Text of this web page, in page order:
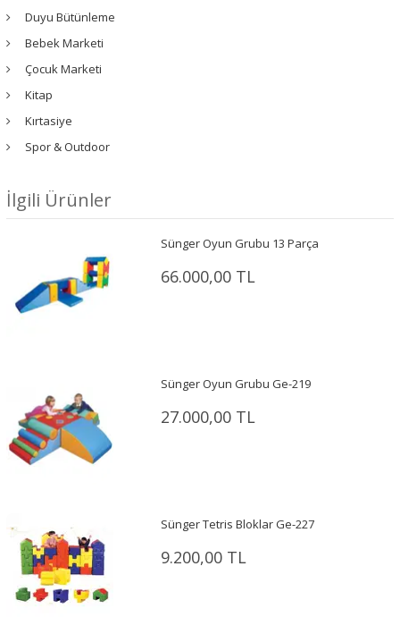
Duyu Bütünleme
Bebek Marketi
Çocuk Marketi
Kitap
Kırtasiye
Spor & Outdoor
İlgili Ürünler
Sünger Oyun Grubu 13 Parça
66.000,00 TL
Sünger Oyun Grubu Ge-219
27.000,00 TL
Sünger Tetris Bloklar Ge-227
9.200,00 TL